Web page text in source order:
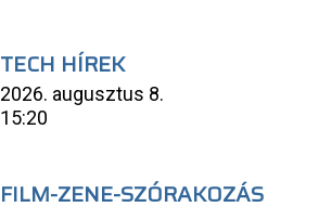
TECH HÍREK
2026. augusztus 8.
15:20
FILM-ZENE-SZÓRAKOZÁS